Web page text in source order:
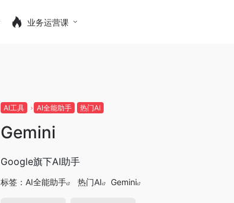
业务运营课
AI工具 AI全能助手 热门AI
Gemini
Google旗下AI助手
标签： AI全能助手 热门AI Gemini